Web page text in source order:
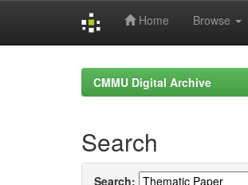
Home Browse
CMMU Digital Archive
Search
Search: